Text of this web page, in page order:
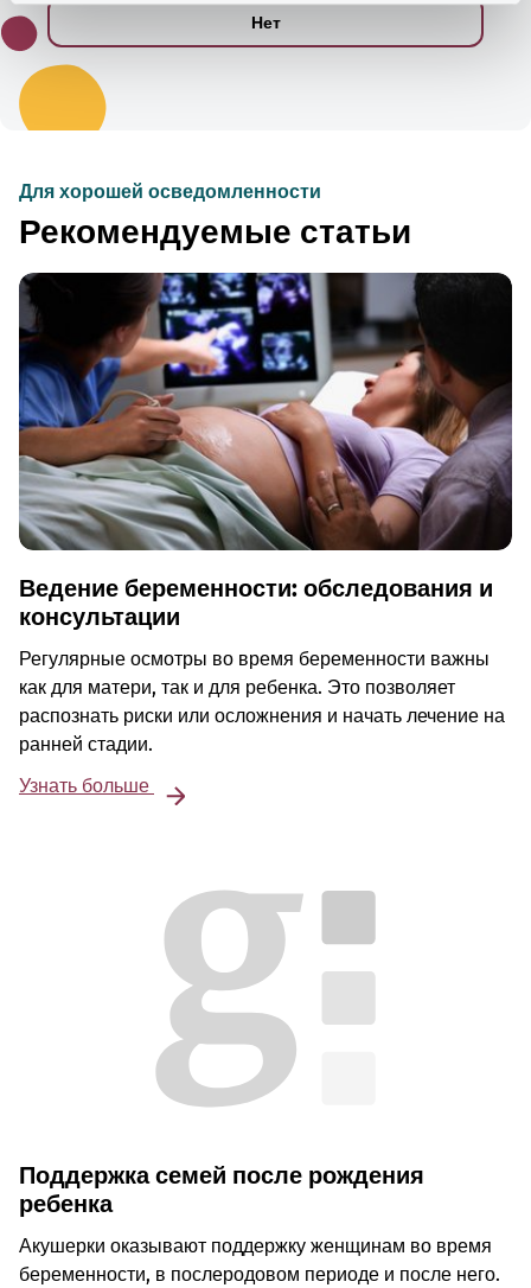
Нет
Для хорошей осведомленности
Рекомендуемые статьи
Ведение беременности: обследования и
консультации
Регулярные осмотры во время беременности важны
как для матери, так и для ребенка. Это позволяет
распознать риски или осложнения и начать лечение на
ранней стадии.
Узнать больше
Поддержка семей после рождения
ребенка
Акушерки оказывают поддержку женщинам во время
беременности, в послеродовом периоде и после него.